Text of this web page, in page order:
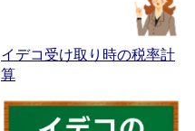
イデコ受け取り時の税率計
算